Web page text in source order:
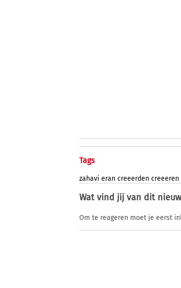
Tags
zahavi eran creeerden creeeren
Wat vind jij van dit
Om te reageren moet je eerst